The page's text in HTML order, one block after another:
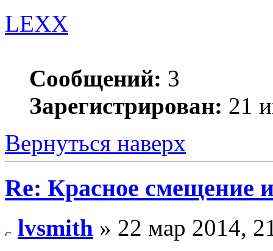
LEXX
Сообщений: 3
Зарегистрирован: 21
Вернуться наверх
Re: Красное смещение
lvsmith » 22 мар 2014,